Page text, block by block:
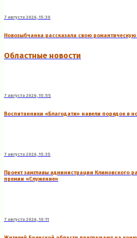
7 августа 2026, 15:30
Новозыбчанка рассказала свою
Областные новости
7 августа 2026, 15:55
Воспитанники «Благодати» навели порядок в
7 августа 2026, 15:35
Проект замглавы администрации Климовского
премии «Служение»
7 августа 2026, 10:11